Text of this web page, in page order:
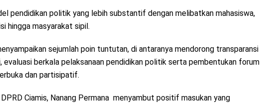
pendidikan politik yang lebih substantif dengan melibatkan mahasiswa,
hingga masyarakat sipil.
sejumlah poin tuntutan, di antaranya mendorong transparansi
berkala pelaksanaan pendidikan politik serta pembentukan forum
dan partisipatif.
Ciamis, Nanang Permana menyambut positif masukan yang